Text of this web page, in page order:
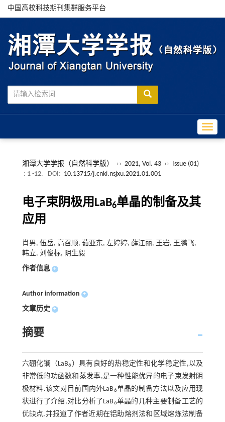
中国高校科技期刊集群服务平台
湘潭大学学报（自然科学版） ›› 2021, Vol. 43 ›› Issue (01)
: 1 -12.
DOI: 10.13715/j.cnki.nsjxu.2021.01.001
电子束阴极用LaB6单晶的制备及其
应用
肖男, 伍岳, 高召顺, 茹亚东, 左婷婷, 薛江丽, 王岩, 王鹏飞,
韩立, 刘俊标, 阴生毅
作者信息 +
Author information +
文章历史 +
摘要
六硼化镧（LaB6）具有良好的热稳定性和化学稳定性,以及
非常低的功函数和蒸发率,是一种性能优异的电子束发射阴
极材料.该文对目前国内外LaB6单晶的制备方法以及应用现
状进行了介绍,对比分析了LaB6单晶的几种主要制备工艺的
优缺点,并报道了作者近期在铝助熔剂法和区域熔炼法制备